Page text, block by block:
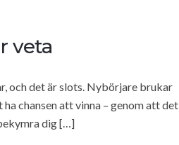
veta
och det är slots. Nybörjare brukar
chansen att vinna – genom att det
dig […]